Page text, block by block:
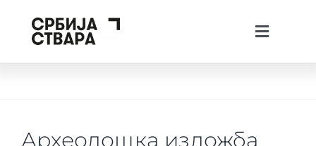
content
Toggle
ћир
lat
Археолошка изложба